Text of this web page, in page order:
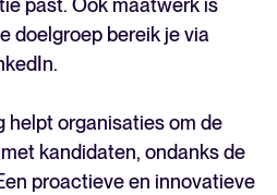
past. Ook maatwerk is
doelgroep bereik je via
helpt organisaties om de
kandidaten, ondanks de
proactieve en innovatieve